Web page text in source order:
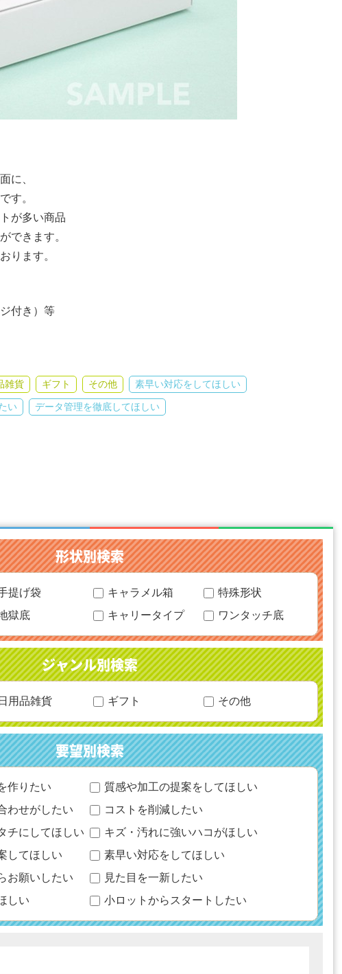
に、
す。
が多い商品
できます。
ります。
付き）等
雑貨 ギフト その他 素早い対応をしてほしい
い データ管理を徹底してほしい
形状別検索
提げ袋 キャラメル箱
特殊形状
獄底 キャリータイプ ワンタッチ底
ジャンル別検索
日用品雑貨 ギフト その他
要望別検索
作りたい
質感や加工の提案をしてほしい
わせがしたい
コストを削減したい
チにしてほしい
キズ・汚れに強いハコがほしい
してほしい
素早い対応をしてほしい
お願いしたい
見た目を一新したい
しい
小ロットからスタートしたい